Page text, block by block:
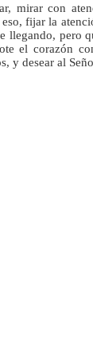
mirar con
fijar la
llegando, pero
el corazón
y desear al